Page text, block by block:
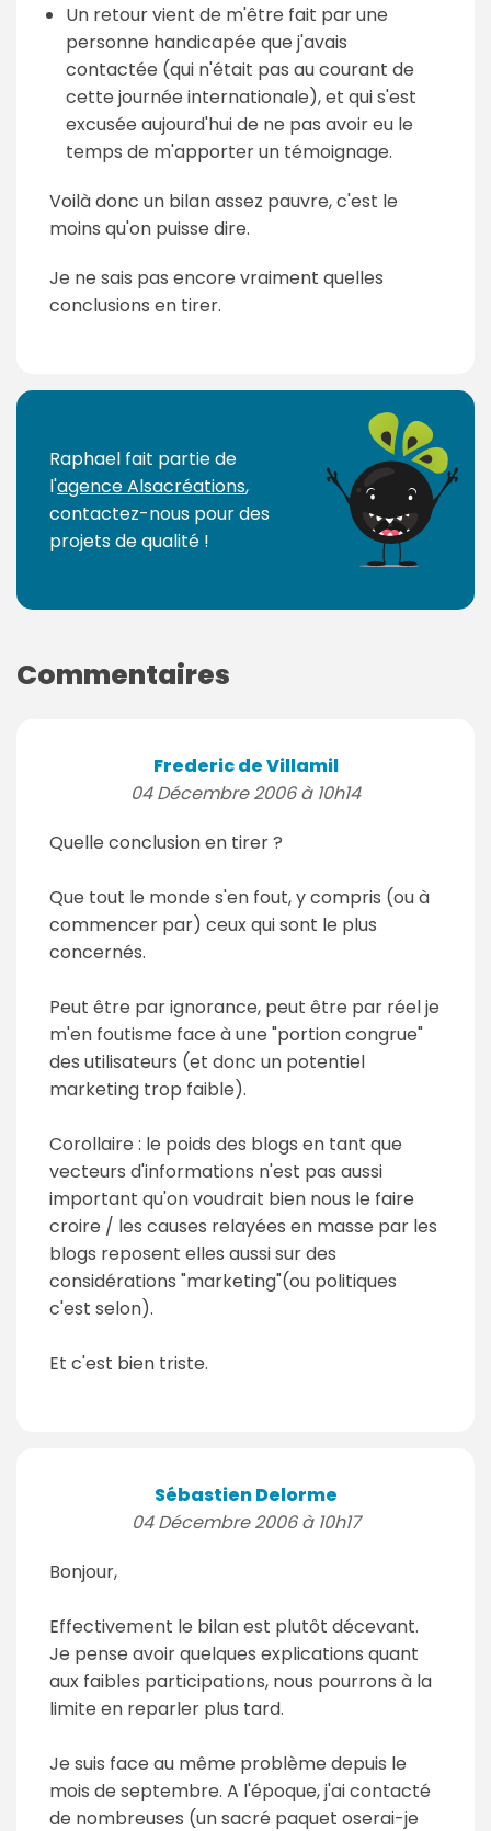
Un retour vient de m'être fait par une
personne handicapée que j'avais
contactée (qui n'était pas au courant de
cette journée internationale), et qui s'est
excusée aujourd'hui de ne pas avoir eu le
temps de m'apporter un témoignage.
Voilà donc un bilan assez pauvre, c'est le
moins qu'on puisse dire.
Je ne sais pas encore vraiment quelles
conclusions en tirer.
Raphael fait partie de
l'agence Alsacréations,
contactez-nous pour des
projets de qualité !
Commentaires
Frederic de Villamil
04 Décembre 2006 à 10h14
Quelle conclusion en tirer ?
Que tout le monde s'en fout, y compris (ou à
commencer par) ceux qui sont le plus
concernés.
Peut être par ignorance, peut être par réel je
m'en foutisme face à une "portion congrue"
des utilisateurs (et donc un potentiel
marketing trop faible).
Corollaire : le poids des blogs en tant que
vecteurs d'informations n'est pas aussi
important qu'on voudrait bien nous le faire
croire / les causes relayées en masse par les
blogs reposent elles aussi sur des
considérations "marketing"(ou politiques
c'est selon).
Et c'est bien triste.
Sébastien Delorme
04 Décembre 2006 à 10h17
Bonjour,
Effectivement le bilan est plutôt décevant.
Je pense avoir quelques explications quant
aux faibles participations, nous pourrons à la
limite en reparler plus tard.
Je suis face au même problème depuis le
mois de septembre. A l'époque, j'ai contacté
de nombreuses (un sacré paquet oserai-je